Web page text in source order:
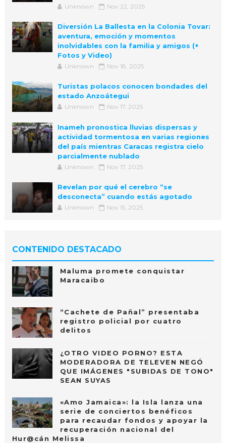
Unknown Nov 22, 2025
Diversión La Ballesta en la Colonia Tovar:
aventura, emoción y momentos
inolvidables con la familia y amigos (+
Fotos y Video)
Unknown Nov 18, 2025
Turistas polacos conocen bondades del
estado Anzoátegui
Unknown Nov 17, 2025
Inameh pronostica lluvias dispersas y
actividad tormentosa en varias regiones
del país mientras Caracas registra cielo
parcialmente nublado
Unknown Nov 17, 2025
Revelan por qué el cerebro “se
desconecta” cuando estás agotado
Unknown Nov 15, 2025
CONTENIDO DESTACADO
Maluma promete conquistar
Maracaibo
“Cachete de Pañal” presentaba
registro policial por cuatro
delitos
¿OTRO VIDEO PORNO? ESTA
MODERADORA DE TELEVEN NEGÓ
QUE IMÁGENES "SUBIDAS DE TONO"
SEAN SUYAS
«Amo Jamaica»: la Isla lanza una
serie de conciertos benéficos
para recaudar fondos y apoyar la
recuperación nacional del
Hur@cán Melissa